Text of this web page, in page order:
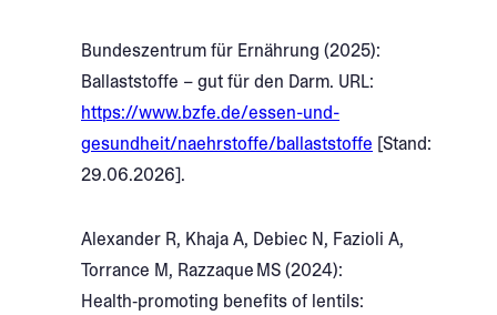
Bundeszentrum für Ernährung (2025):
Ballaststoffe – gut für den Darm. URL:
https://www.bzfe.de/essen-und-
gesundheit/naehrstoffe/ballaststoffe [Stand:
29.06.2026].
Alexander R, Khaja A, Debiec N, Fazioli A,
Torrance M, Razzaque MS (2024):
Health‑promoting benefits of lentils: